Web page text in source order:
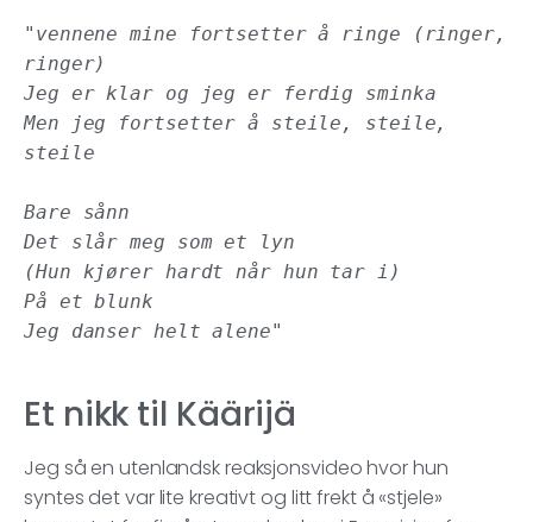
"vennene mine fortsetter å ringe (ringer,
ringer)
Jeg er klar og jeg er ferdig sminka
Men jeg fortsetter å steile, steile,
steile
Bare sånn
Det slår meg som et lyn
(Hun kjører hardt når hun tar i)
På et blunk
Jeg danser helt alene"
Et nikk til Käärijä
Jeg så en utenlandsk reaksjonsvideo hvor hun
syntes det var lite kreativt og litt frekt å «stjele»